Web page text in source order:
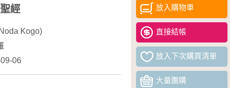
放入購物車
直接結帳
放入下次購買清單
大量團購
經
Kogo)
06